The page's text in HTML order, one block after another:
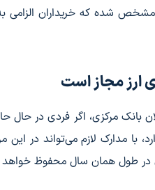
شده که خریداران الزامی
ارز مجاز است
نیاز دارد، با مدارک لازم می‌تواند در